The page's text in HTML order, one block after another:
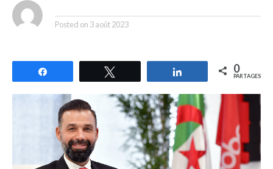
Posted on 3 août 2023
Partagez 0
PARTAGES